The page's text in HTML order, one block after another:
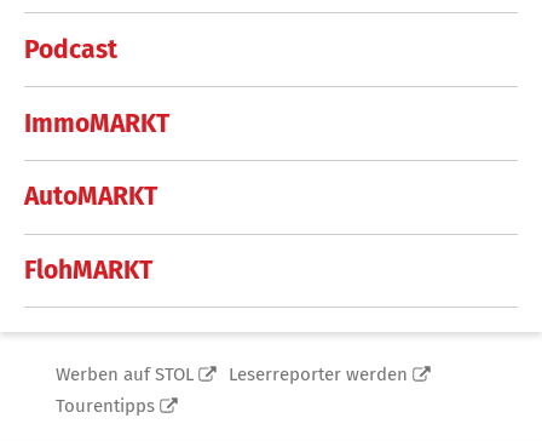
Podcast
ImmoMARKT
AutoMARKT
FlohMARKT
Werben auf STOL
Leserreporter werden
Tourentipps